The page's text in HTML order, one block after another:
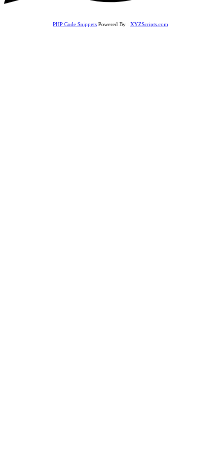
PHP Code Snippets Powered By : XYZScripts.com